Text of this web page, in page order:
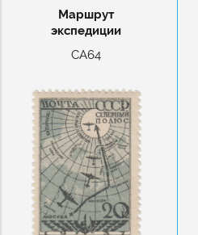
Маршрут
экспедиции
СА64